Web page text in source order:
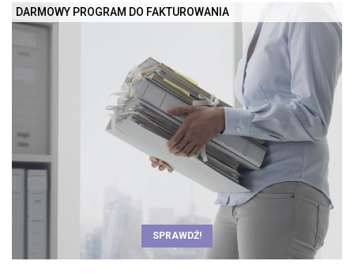
DARMOWY PROGRAM DO FAKTUROWANIA
SPRAWDŹ!